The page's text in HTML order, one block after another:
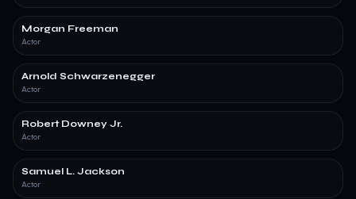
Morgan Freeman
Actor
Arnold Schwarzenegger
Actor
Robert Downey Jr.
Actor
Samuel L. Jackson
Actor